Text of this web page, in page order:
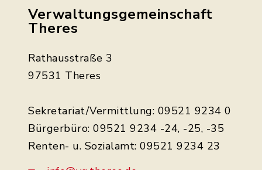
Verwaltungsgemeinschaft
Theres
Rathausstraße 3
97531 Theres
Sekretariat/Vermittlung: 09521 9234 0
Bürgerbüro: 09521 9234 -24, -25, -35
Renten- u. Sozialamt: 09521 9234 23